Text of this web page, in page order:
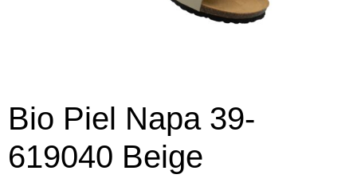
Bio Piel Napa 39-
619040 Beige